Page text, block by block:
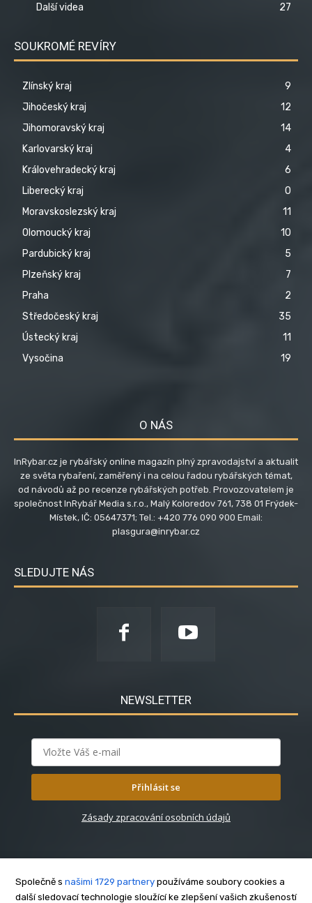
Další videa
27
SOUKROMÉ REVÍRY
Zlínský kraj
9
Jihočeský kraj
12
Jihomoravský kraj
14
Karlovarský kraj
4
Královehradecký kraj
6
Liberecký kraj
0
Moravskoslezský kraj
11
Olomoucký kraj
10
Pardubický kraj
5
Plzeňský kraj
7
Praha
2
Středočeský kraj
35
Ústecký kraj
11
Vysočina
19
O NÁS
InRybar.cz je rybářský online magazín plný zpravodajství a aktualit
ze světa rybaření, zaměřený i na celou řadou rybářských témat,
od návodů až po recenze rybářských potřeb. Provozovatelem je
společnost InRybář Media s.r.o., Malý Koloredov 761, 738 01 Frýdek-
Místek, IČ: 05647371; Tel.: +420 776 090 900 Email:
plasgura@inrybar.cz
SLEDUJTE NÁS
NEWSLETTER
Přihlásit se
Zásady zpracování osobních údajů
Společně s našimi 1729 partnery používáme soubory cookies a
další sledovací technologie sloužící ke zlepšení vašich zkušeností